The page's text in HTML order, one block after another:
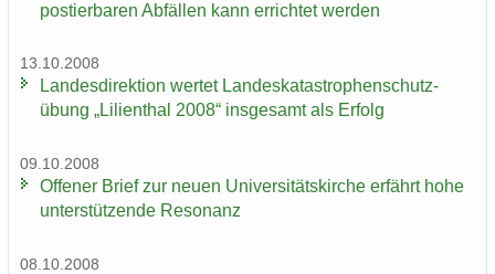
pos­tier­ba­ren Ab­fäl­len kann er­rich­tet wer­den
13.10.2008
Lan­des­di­rek­ti­on wer­tet Lan­des­ka­ta­stro­phen­schutz­
übung „Li­li­en­thal 2008“ ins­ge­samt als Er­folg
09.10.2008
Of­fe­ner Brief zur neuen Uni­ver­si­täts­kir­che er­fährt hohe
un­ter­stüt­zen­de Re­so­nanz
08.10.2008